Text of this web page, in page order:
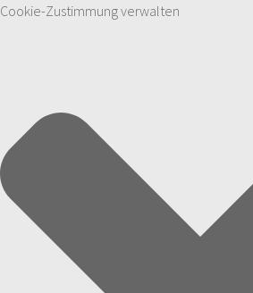
Cookie-Zustimmung verwalten